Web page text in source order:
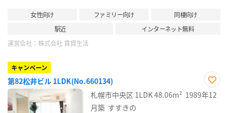
女性向け ファミリー向け
同棲向け
駅近
インターネット無料
運営会社： 株式会社 賃貸生活
キャンペーン
第82松井ビル 1LDK(No.660134)
お気
に入
札幌市中央区 1LDK48.06m² 1989年12
月築 すすきの